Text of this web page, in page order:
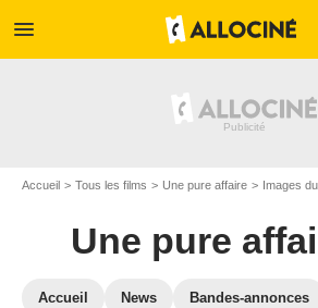
menu
Accueil Tous les films Une pure affaire Images
Une pure
Accueil News Bandes-annonces